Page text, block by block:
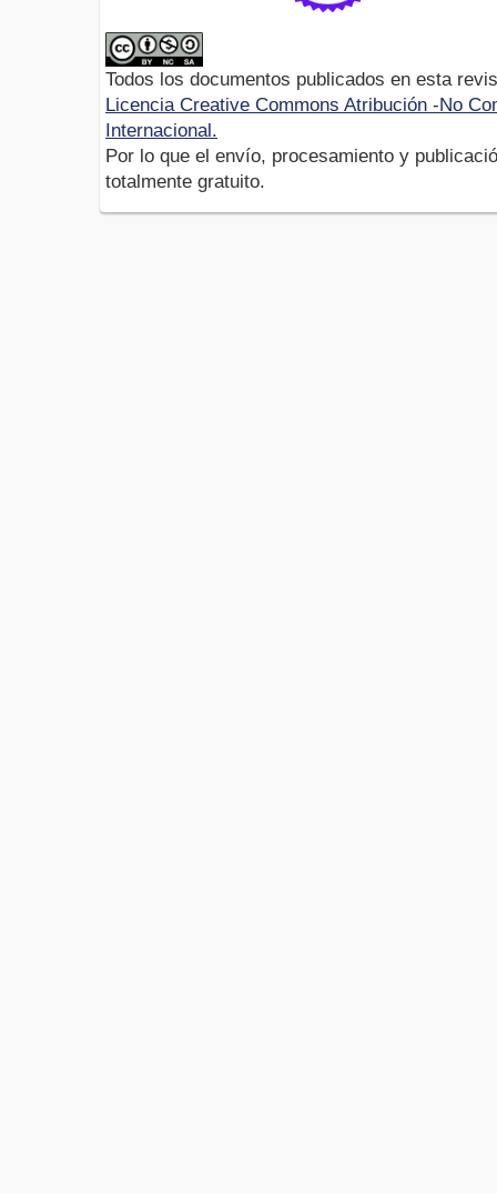
Todos los documentos publicados en esta
Licencia Creative Commons Atribución -No
Internacional.
Por lo que el envío, procesamiento y
totalmente gratuito.